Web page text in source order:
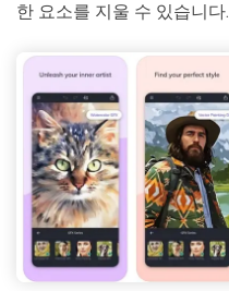
한 요소를 지울 수 있습니다.